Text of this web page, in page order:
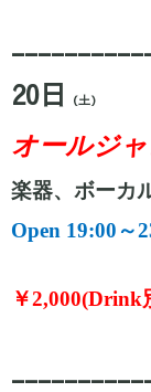
20日
（土）
オールジ
楽器、ボーカ
Open 19:00
￥2,000(Drink